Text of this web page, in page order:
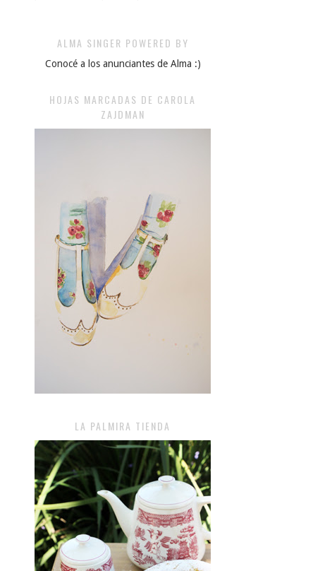
ALMA SINGER POWERED BY
Conocé a los anunciantes de Alma :)
HOJAS MARCADAS DE CAROLA
ZAJDMAN
LA PALMIRA TIENDA